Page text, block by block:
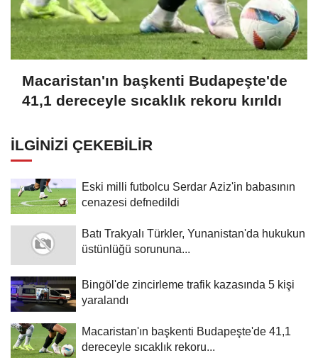
Macaristan'ın başkenti Budapeşte'de
41,1 dereceyle sıcaklık rekoru kırıldı
İLGINIZI ÇEKEBILIR
Eski milli futbolcu Serdar Aziz'in babasının
cenazesi defnedildi
Batı Trakyalı Türkler, Yunanistan'da hukukun
üstünlüğü sorununa...
Bingöl'de zincirleme trafik kazasında 5 kişi
yaralandı
Macaristan'ın başkenti Budapeşte'de 41,1
dereceyle sıcaklık rekoru...